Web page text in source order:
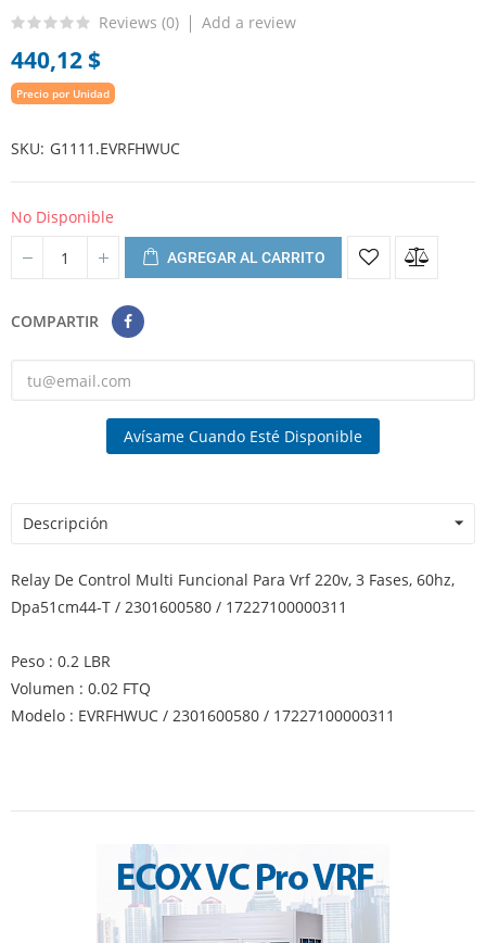
Reviews (0) Add a review
440,12 $
Precio por Unidad
SKU G1111.EVRFHWUC
No Disponible
AGREGAR AL CARRITO
COMPARTIR
Avísame Cuando Esté Disponible
Descripción
Relay De Control Multi Funcional Para Vrf 220v, 3 Fases, 60hz,
Dpa51cm44-T / 2301600580 / 17227100000311
Peso : 0.2 LBR
Volumen : 0.02 FTQ
Modelo : EVRFHWUC / 2301600580 / 17227100000311